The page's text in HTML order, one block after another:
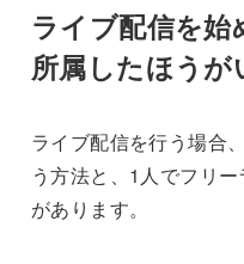
ライブ配信を始
所属したほうが
ライブ配信を行う場合
う方法と、1人でフリ
があります。